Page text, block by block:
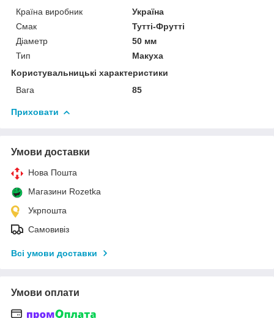
Країна виробник
Україна
Смак
Тутті-Фрутті
Діаметр
50 мм
Тип
Макуха
Користувальницькі характеристики
Вага
85
Приховати
Умови доставки
Нова Пошта
Магазини Rozetka
Укрпошта
Самовивіз
Всі умови доставки
Умови оплати